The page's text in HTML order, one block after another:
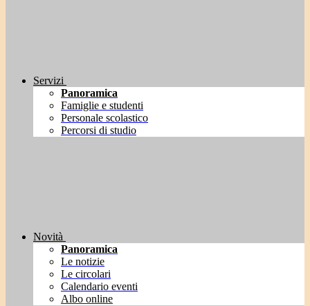
Servizi
Panoramica
Famiglie e studenti
Personale scolastico
Percorsi di studio
Novità
Panoramica
Le notizie
Le circolari
Calendario eventi
Albo online